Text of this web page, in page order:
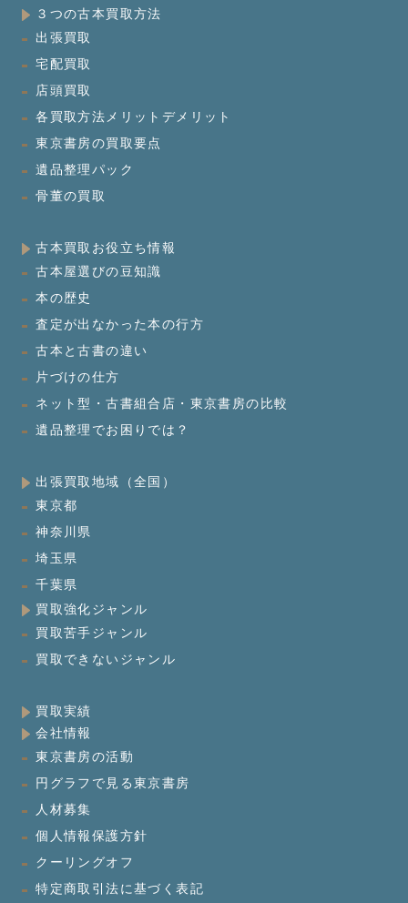
３つの古本買取方法
出張買取
宅配買取
店頭買取
各買取方法メリットデメリット
東京書房の買取要点
遺品整理パック
骨董の買取
古本買取お役立ち情報
古本屋選びの豆知識
本の歴史
査定が出なかった本の行方
古本と古書の違い
片づけの仕方
ネット型・古書組合店・東京書房の比較
遺品整理でお困りでは？
出張買取地域（全国）
東京都
神奈川県
埼玉県
千葉県
買取強化ジャンル
買取苦手ジャンル
買取できないジャンル
買取実績
会社情報
東京書房の活動
円グラフで見る東京書房
人材募集
個人情報保護方針
クーリングオフ
特定商取引法に基づく表記